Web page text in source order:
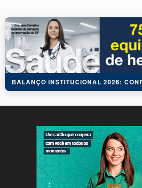
BALANÇO INSTITUCIONAL 2026: